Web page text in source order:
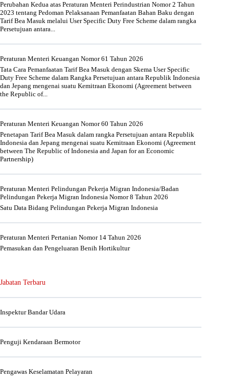
Perubahan Kedua atas Peraturan Menteri Perindustrian Nomor 2 Tahun
2023 tentang Pedoman Pelaksanaan Pemanfaatan Bahan Baku dengan
Tarif Bea Masuk melalui User Specific Duty Free Scheme dalam rangka
Persetujuan antara...
Peraturan Menteri Keuangan Nomor 61 Tahun 2026
Tata Cara Pemanfaatan Tarif Bea Masuk dengan Skema User Specific
Duty Free Scheme dalam Rangka Persetujuan antara Republik Indonesia
dan Jepang mengenai suatu Kemitraan Ekonomi (Agreement between
the Republic of...
Peraturan Menteri Keuangan Nomor 60 Tahun 2026
Penetapan Tarif Bea Masuk dalam rangka Persetujuan antara Republik
Indonesia dan Jepang mengenai suatu Kemitraan Ekonomi (Agreement
between The Republic of Indonesia and Japan for an Economic
Partnership)
Peraturan Menteri Pelindungan Pekerja Migran Indonesia/Badan
Pelindungan Pekerja Migran Indonesia Nomor 8 Tahun 2026
Satu Data Bidang Pelindungan Pekerja Migran Indonesia
Peraturan Menteri Pertanian Nomor 14 Tahun 2026
Pemasukan dan Pengeluaran Benih Hortikultur
Jabatan Terbaru
Inspektur Bandar Udara
Penguji Kendaraan Bermotor
Pengawas Keselamatan Pelayaran